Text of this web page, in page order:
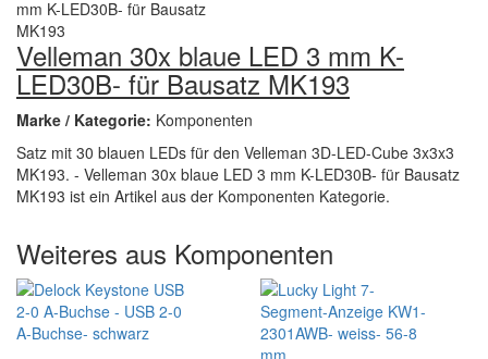
Velleman 30x blaue LED 3 mm K-
LED30B- für Bausatz MK193
Marke / Kategorie: Komponenten
Satz mit 30 blauen LEDs für den Velleman 3D-LED-Cube 3x3x3
MK193. - Velleman 30x blaue LED 3 mm K-LED30B- für Bausatz
MK193 ist ein Artikel aus der Komponenten Kategorie.
Weiteres aus Komponenten